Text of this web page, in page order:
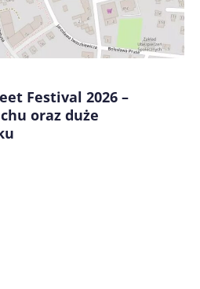
w tej przeglądarce podczas
Festival 2026 –
oraz duże